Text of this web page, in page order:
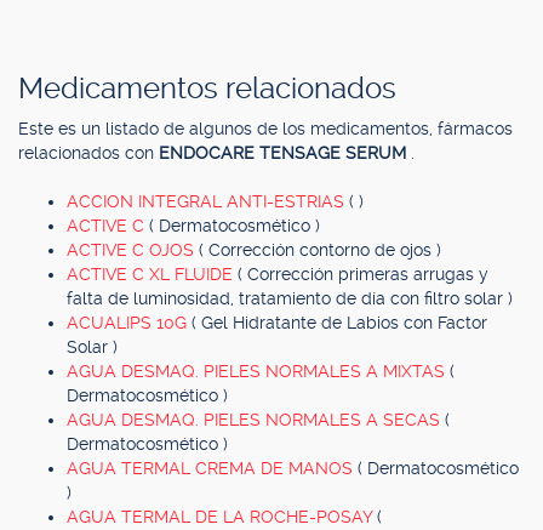
Medicamentos relacionados
Este es un listado de algunos de los medicamentos, fármacos
relacionados con ENDOCARE TENSAGE SERUM
ACCION INTEGRAL ANTI-ESTRIAS ( )
ACTIVE C ( Dermatocosmético )
ACTIVE C OJOS ( Corrección contorno de ojos )
ACTIVE C XL FLUIDE ( Corrección primeras arrugas y
falta de luminosidad, tratamiento de día con filtro solar )
ACUALIPS 10G ( Gel Hidratante de Labios con Factor
Solar )
AGUA DESMAQ. PIELES NORMALES A MIXTAS (
Dermatocosmético )
AGUA DESMAQ. PIELES NORMALES A SECAS (
Dermatocosmético )
AGUA TERMAL CREMA DE MANOS ( Dermatocosmético
)
AGUA TERMAL DE LA ROCHE-POSAY(